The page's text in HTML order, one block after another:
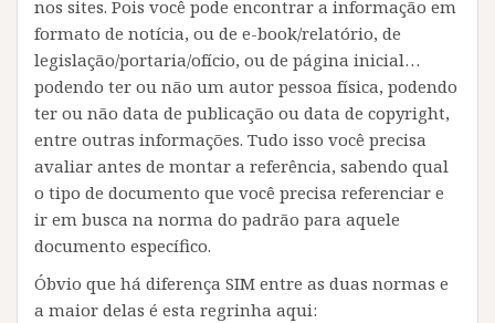
nos sites. Pois você pode encontrar a informação em
formato de notícia, ou de e-book/relatório, de
legislação/portaria/ofício, ou de página inicial…
podendo ter ou não um autor pessoa física, podendo
ter ou não data de publicação ou data de copyright,
entre outras informações. Tudo isso você precisa
avaliar antes de montar a referência, sabendo qual
o tipo de documento que você precisa referenciar e
ir em busca na norma do padrão para aquele
documento específico.
Óbvio que há diferença SIM entre as duas normas e
a maior delas é esta regrinha aqui: